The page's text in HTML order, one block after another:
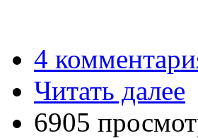
4
Читать далее
6905